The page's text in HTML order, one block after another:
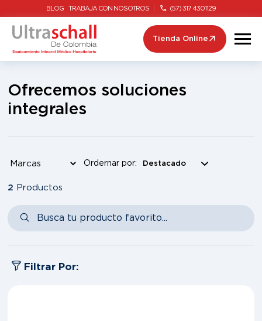
BLOG TRABAJA CON NOSOTROS (57) 317 4301129
Tienda Online
Ofrecemos soluciones
integrales
Ordernar por:
2 Productos
Filtrar Por: